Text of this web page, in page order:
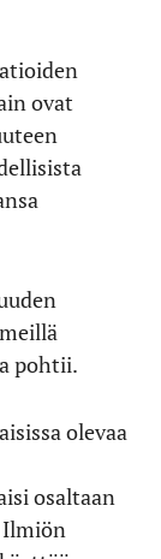
ovat
pohtii.
olevaa
osaltaan